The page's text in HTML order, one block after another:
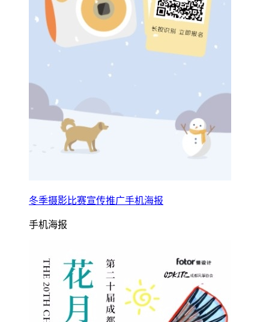
冬季摄影比赛宣传推广手机海报
手机海报